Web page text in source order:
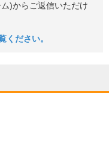
)からご返信いただけ
ください。